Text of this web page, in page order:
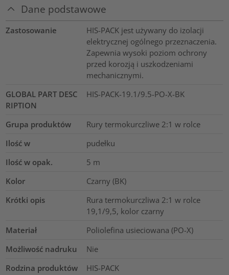
Dane podstawowe
Zastosowanie
HIS-PACK jest używany do izolacji
elektrycznej ogólnego przeznaczenia.
Zapewnia wysoki poziom ochrony
przed korozją i uszkodzeniami
mechanicznymi.
GLOBAL PART DESC
RIPTION
HIS-PACK-19.1/9.5-PO-X-BK
Grupa produktów
Rury termokurczliwe 2:1 w rolce
Ilość w
pudełku
Ilość w opak.
5 m
Kolor
Czarny (BK)
Krótki opis
Rura termokurczliwa 2:1 w rolce
19,1/9,5, kolor czarny
Materiał
Poliolefina usieciowana (PO-X)
Możliwość nadruku
Nie
Rodzina produktów
HIS-PACK